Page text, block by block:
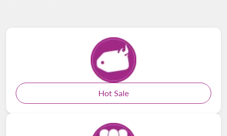
Hot Sale